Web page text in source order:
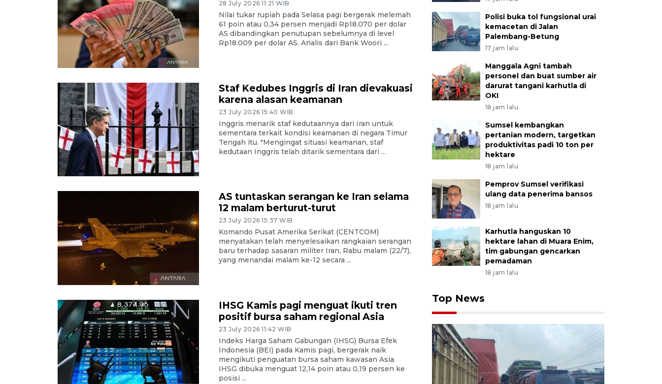
28 July 2026 11:21 WIB
Nilai tukar rupiah pada Selasa pagi bergerak melemah
61 poin atau 0,34 persen menjadi Rp18.070 per dolar
AS dibandingkan penutupan sebelumnya di level
Rp18.009 per dolar AS. Analis dari Bank Woori ...
Staf Kedubes Inggris di Iran dievakuasi
karena alasan keamanan
23 July 2026 15:40 WIB
Inggris menarik staf kedutaannya dari Iran untuk
sementara terkait kondisi keamanan di negara Timur
Tengah itu. "Mengingat situasi keamanan, staf
kedutaan Inggris telah ditarik sementara dari ...
AS tuntaskan serangan ke Iran selama
12 malam berturut-turut
23 July 2026 15:37 WIB
Komando Pusat Amerika Serikat (CENTCOM)
menyatakan telah menyelesaikan rangkaian serangan
baru terhadap sasaran militer Iran, Rabu malam (22/7),
yang menandai malam ke-12 secara ...
IHSG Kamis pagi menguat ikuti tren
positif bursa saham regional Asia
23 July 2026 11:42 WIB
Indeks Harga Saham Gabungan (IHSG) Bursa Efek
Indonesia (BEI) pada Kamis pagi, bergerak naik
mengikuti penguatan bursa saham kawasan Asia.
IHSG dibuka menguat 12,14 poin atau 0,19 persen ke
posisi ...
Polisi buka tol fungsional urai
kemacetan di Jalan
Palembang-Betung
17 jam lalu
Manggala Agni tambah
personel dan buat sumber air
darurat tangani karhutla di
OKI
18 jam lalu
Sumsel kembangkan
pertanian modern, targetkan
produktivitas padi 10 ton per
hektare
18 jam lalu
Pemprov Sumsel verifikasi
ulang data penerima bansos
18 jam lalu
Karhutla hanguskan 10
hektare lahan di Muara Enim,
tim gabungan gencarkan
pemadaman
18 jam lalu
Top News